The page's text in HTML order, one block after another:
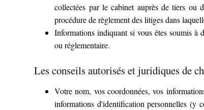
collectées par le cabinet auprès de tiers ou
procédure de règlement des litiges dans
Informations indiquant si vous êtes soumis à
ou réglementaire.
Les conseils autorisés et juridiques de
Votre nom, vos coordonnées, vos
informations d'identification personnelles (y